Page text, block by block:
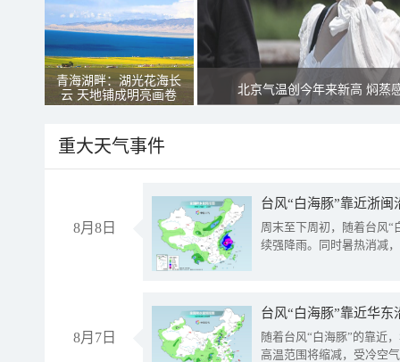
青海湖畔：湖光花海长
云 天地铺成明亮画卷
北京气温创今年来新高 焖蒸
重大天气事件
8月8日
台风“白海豚”靠近浙
周末至下周初，随着台风“
续强降雨。同时暑热消减
8月7日
台风“白海豚”靠近华
随着台风“白海豚”的靠近
高温范围将缩减，受冷空